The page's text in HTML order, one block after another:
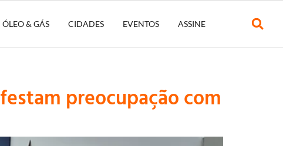
ÓLEO & GÁS CIDADES EVENTOS ASSINE
preocupação com